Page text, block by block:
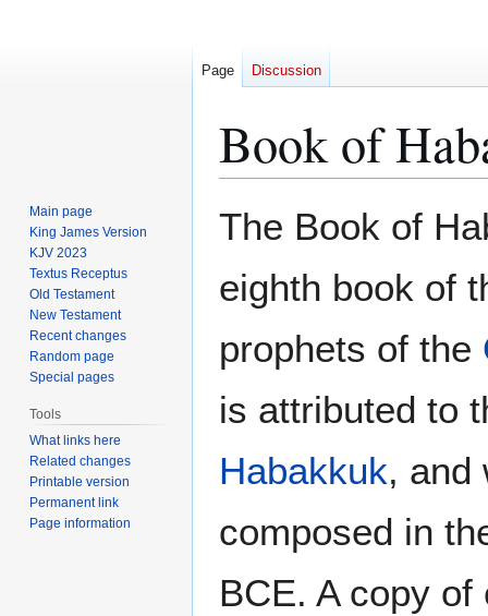
Book of
The Book of
eighth book of
prophets of the
is attributed to
Habakkuk, and
composed in
BCE. A copy
Page Discussion
Main page
King James Version
KJV 2023
Textus Receptus
Old Testament
New Testament
Recent changes
Random page
Special pages
Tools
What links here
Related changes
Printable version
Permanent link
Page information